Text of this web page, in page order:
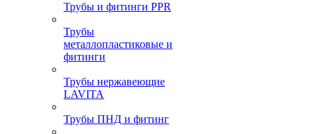
Трубы и фитинги PPR
Трубы
металлопластиковые и
фитинги
Трубы нержавеющие
LAVITA
Трубы ПНД и фитинг